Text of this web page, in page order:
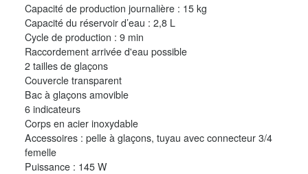
Capacité de production journalière : 15 kg
Capacité du réservoir d’eau : 2,8 L
Cycle de production : 9 min
Raccordement arrivée d'eau possible
2 tailles de glaçons
Couvercle transparent
Bac à glaçons amovible
6 indicateurs
Corps en acier inoxydable
Accessoires : pelle à glaçons, tuyau avec connecteur 3/4
femelle
Puissance : 145 W